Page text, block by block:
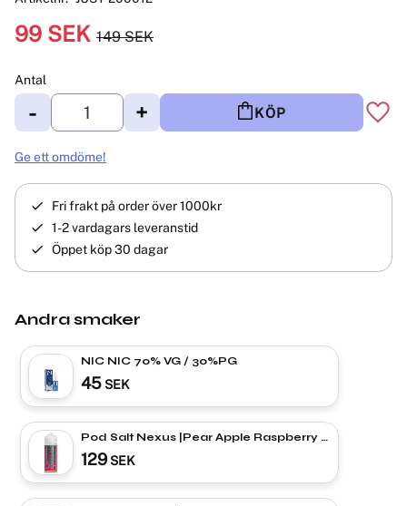
Nedsatt pris:
99 SEK Ordinarie pris:
149SEK
Antal
+
- KÖP
Ge ett omdöme!
Fri frakt på order över 1000kr
1-2 vardagars leveranstid
Öppet köp 30 dagar
Andra smaker
NIC NIC 70% VG / 30%PG
45 SEK
Pod Salt Nexus |Pear Apple Raspberry |
Shortfill
129 SEK